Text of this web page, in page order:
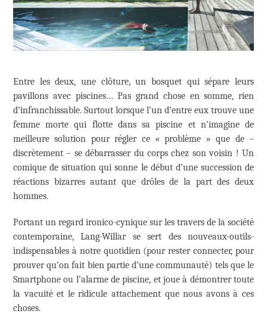
Entre les deux, une clôture, un bosquet qui sépare leurs
pavillons avec piscines… Pas grand chose en somme, rien
d’infranchissable. Surtout lorsque l’un d’entre eux trouve une
femme morte qui flotte dans sa piscine et n’imagine de
meilleure solution pour régler ce « problème » que de –
discrètement – se débarrasser du corps chez son voisin ! Un
comique de situation qui sonne le début d’une succession de
réactions bizarres autant que drôles de la part des deux
hommes.
Portant un regard ironico-cynique sur les travers de la société
contemporaine, Lang-Willar se sert des nouveaux-outils-
indispensables à notre quotidien (pour rester connecter, pour
prouver qu’on fait bien partie d’une communauté) tels que le
Smartphone ou l’alarme de piscine, et joue à démontrer toute
la vacuité et le ridicule attachement que nous avons à ces
choses.